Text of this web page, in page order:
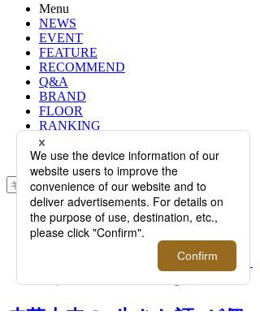
Menu
NEWS
EVENT
FEATURE
RECOMMEND
Q&A
BRAND
FLOOR
RANKING
ONLINE STORE
SERVICE
検索
TOP
PHOTO
皮革本来の“生きた証”が個性として
昇華！レザーブランド＜shiroi/シロイ
皮革本来の“生きた証”が個